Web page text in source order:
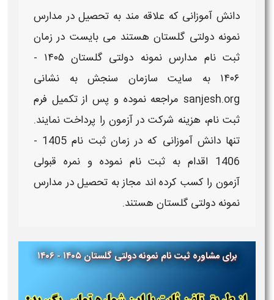
دانش آموزانی که علاقه مند به تحصیل در مدارس
نمونه دولتی گلستان هستند می بایست در زمان
ثبت نام مدارس نمونه دولتی گلستان ​​۱۴۰۵ -
۱۴۰۶ به سایت سازمان سنجش به نشانی
sanjesh.org مراجعه نموده و پس از تکمیل فرم
ثبت نام، هزینه شرکت در آزمون را پرداخت نمایند.
تنها دانش آموزانی که در زمان
ثبت نام 1405 -
1406 اقدام به ثبت نامنموده و نمره قبولی
آزمون را کسب کرده اند مجاز به تحصیل در مدارس
نمونه دولتی گلستان هستند.
برای مشاوره ثبت نام نمونه دولتی گلستان ​​۱۴۰۵ - ۱۴۰۶